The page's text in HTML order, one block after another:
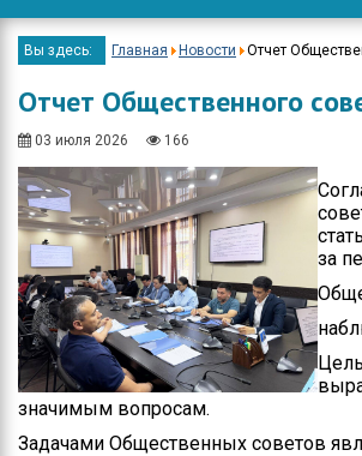
Образование
Спорт
Экономика
Здравоохранение
Неотложка
В городском акимате
В городском
маслихате
Культура
Вы здесь: Главная Новости Отчет
Отчет Общественного
03 июля 2026 166
за
значимым вопросам.
Задачами Общественных советов